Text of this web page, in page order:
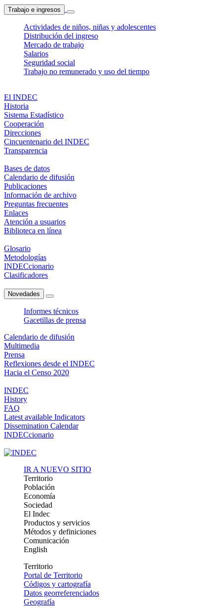
Trabajo e ingresos
Actividades de niños, niñas y adolescentes
Distribución del ingreso
Mercado de trabajo
Salarios
Seguridad social
Trabajo no remunerado y uso del tiempo
El INDEC
Historia
Sistema Estadístico
Cooperación
Direcciones
Cincuentenario del INDEC
Transparencia
Bases de datos
Calendario de difusión
Publicaciones
Información de archivo
Preguntas frecuentes
Enlaces
Atención a usuarios
Biblioteca en línea
Glosario
Metodologías
INDECcionario
Clasificadores
Novedades
Informes técnicos
Gacetillas de prensa
Calendario de difusión
Multimedia
Prensa
Reflexiones desde el INDEC
Hacia el Censo 2020
INDEC
History
FAQ
Latest available Indicators
Dissemination Calendar
INDECcionario
IR A NUEVO SITIO
Territorio
Población
Economía
Sociedad
El Indec
Productos y servicios
Métodos y definiciones
Comunicación
English
Territorio
Portal de Territorio
Códigos y cartografía
Datos georreferenciados
Geografía